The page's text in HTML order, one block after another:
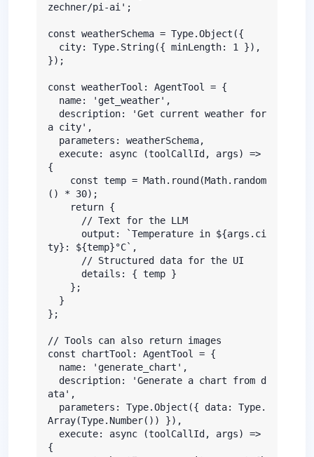
zechner/pi-ai';
const weatherSchema = Type.Object({
});
const weatherTool: AgentTool = {
a city',
{
() * 30);
ty}: ${temp}°C`,
};
// Tools can also return images
const chartTool: AgentTool = {
ata',
Array(Type.Number()) }),
{